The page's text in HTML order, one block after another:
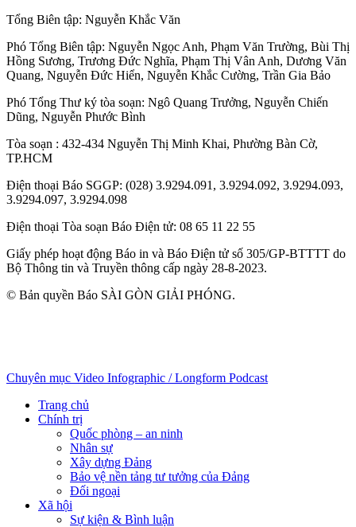
Tổng Biên tập: Nguyễn Khắc Văn
Phó Tổng Biên tập: Nguyễn Ngọc Anh, Phạm Văn Trường, Bùi Thị
Hồng Sương, Trương Đức Nghĩa, Phạm Thị Vân Anh, Dương Văn
Quang, Nguyễn Đức Hiển, Nguyễn Khắc Cường, Trần Gia Bảo
Phó Tổng Thư ký tòa soạn: Ngô Quang Trưởng, Nguyễn Chiến
Dũng, Nguyễn Phước Bình
Tòa soạn : 432-434 Nguyễn Thị Minh Khai, Phường Bàn Cờ,
TP.HCM
Điện thoại Báo SGGP: (028) 3.9294.091, 3.9294.092, 3.9294.093,
3.9294.097, 3.9294.098
Điện thoại Tòa soạn Báo Điện tử: 08 65 11 22 55
Giấy phép hoạt động Báo in và Báo Điện tử số 305/GP-BTTTT do
Bộ Thông tin và Truyền thông cấp ngày 28-8-2023.
© Bản quyền Báo SÀI GÒN GIẢI PHÓNG.
Chuyên mục Video Infographic / Longform Podcast
Trang chủ
Chính trị
Quốc phòng – an ninh
Nhân sự
Xây dựng Đảng
Bảo vệ nền tảng tư tưởng của Đảng
Đối ngoại
Xã hội
Sự kiện & Bình luận